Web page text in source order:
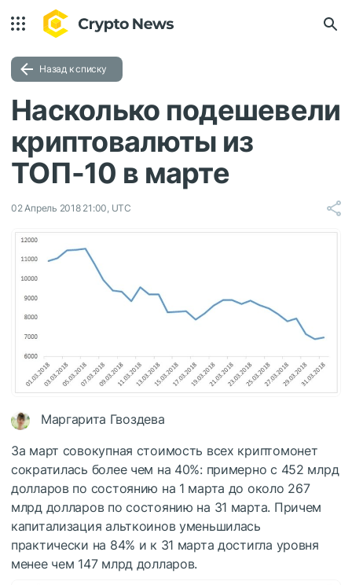
Назад к списку
Насколько подешевели
криптовалюты из
ТОП-10 в марте
02 Апрель 2018 21:00, UTC
Маргарита Гвоздева
За март совокупная стоимость всех криптомонет
сократилась более чем на 40%: примерно с 452 млрд
долларов по состоянию на 1 марта до около 267
млрд долларов по состоянию на 31 марта. Причем
капитализация альткоинов уменьшилась
практически на 84% и к 31 марта достигла уровня
менее чем 147 млрд долларов.